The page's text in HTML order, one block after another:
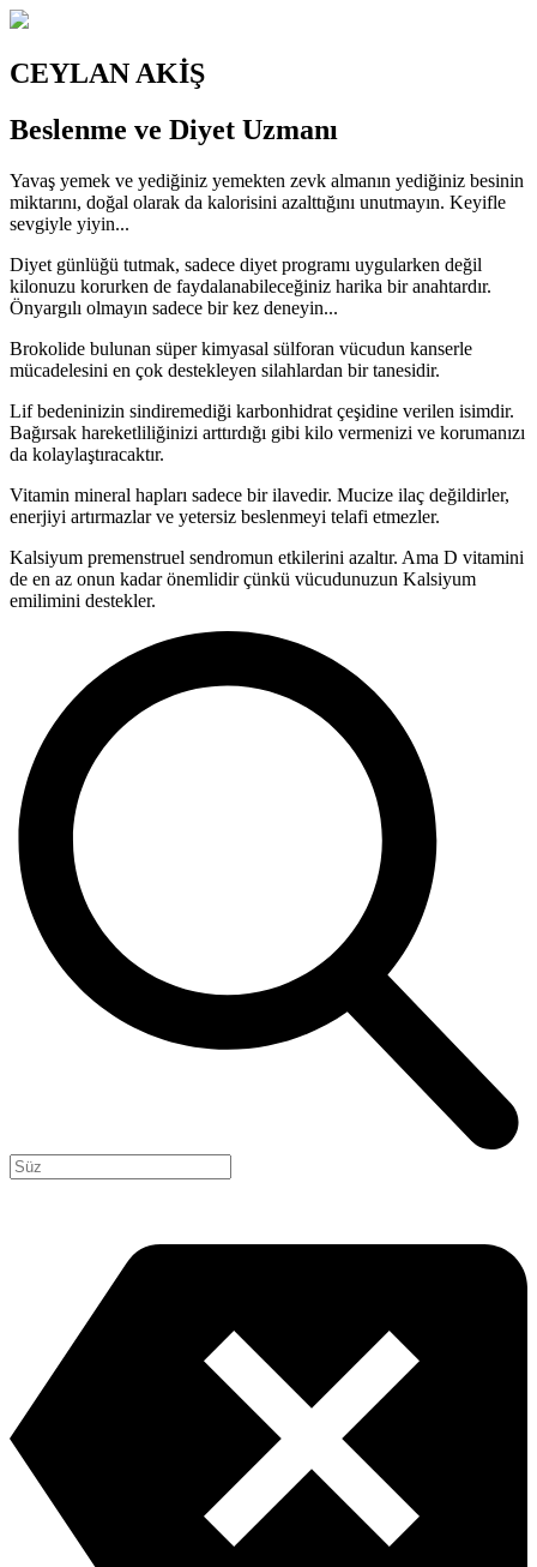
CEYLAN AKİŞ
Beslenme ve Diyet Uzmanı
Yavaş yemek ve yediğiniz yemekten zevk almanın yediğiniz besinin
miktarını, doğal olarak da kalorisini azalttığını unutmayın. Keyifle
sevgiyle yiyin...
Diyet günlüğü tutmak, sadece diyet programı uygularken değil
kilonuzu korurken de faydalanabileceğiniz harika bir anahtardır.
Önyargılı olmayın sadece bir kez deneyin...
Brokolide bulunan süper kimyasal sülforan vücudun kanserle
mücadelesini en çok destekleyen silahlardan bir tanesidir.
Lif bedeninizin sindiremediği karbonhidrat çeşidine verilen isimdir.
Bağırsak hareketliliğinizi arttırdığı gibi kilo vermenizi ve korumanızı
da kolaylaştıracaktır.
Vitamin mineral hapları sadece bir ilavedir. Mucize ilaç değildirler,
enerjiyi artırmazlar ve yetersiz beslenmeyi telafi etmezler.
Kalsiyum premenstruel sendromun etkilerini azaltır. Ama D vitamini
de en az onun kadar önemlidir çünkü vücudunuzun Kalsiyum
emilimini destekler.